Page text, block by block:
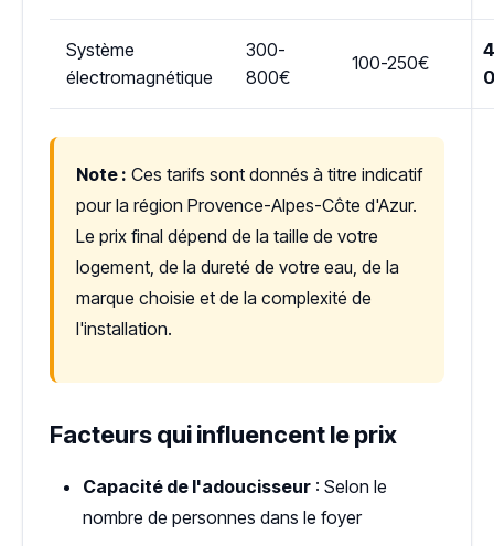
Système
électromagnétique
300-
800€
100-250€
Note : Ces tarifs sont donnés à titre indicatif
pour la région Provence-Alpes-Côte d'Azur.
Le prix final dépend de la taille de votre
logement, de la dureté de votre eau, de la
marque choisie et de la complexité de
l'installation.
Facteurs qui influencent le prix
Capacité de l'adoucisseur : Selon le
nombre de personnes dans le foyer